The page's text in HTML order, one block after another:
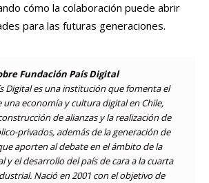
cómo la colaboración puede abrir
para las futuras generaciones.
Fundación País Digital
Digital es una institución que fomenta el
una economía y cultura digital en Chile,
de alianzas y la realización de
privados, además de la generación de
aporten al debate en el ámbito de la
y el desarrollo del país de cara a la cuarta
Nació en 2001 con el objetivo de